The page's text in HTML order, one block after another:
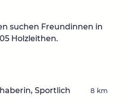
suchen Freundinnen in
Holzleithen.
Sportlich 8 km